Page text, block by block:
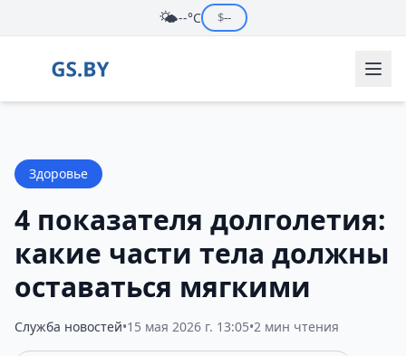
🌤️--°C $--
Здоровье
4 показателя долголетия:
какие части тела должны
оставаться мягкими
Служба новостей•15 мая 2026 г. 13:05•2 мин чтения